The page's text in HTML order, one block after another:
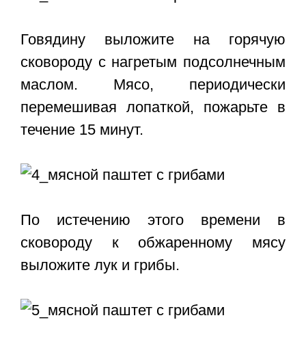
Говядину выложите на горячую
сковороду с нагретым подсолнечным
маслом. Мясо, периодически
перемешивая лопаткой, пожарьте в
течение 15 минут.
По истечению этого времени в
сковороду к обжаренному мясу
выложите лук и грибы.